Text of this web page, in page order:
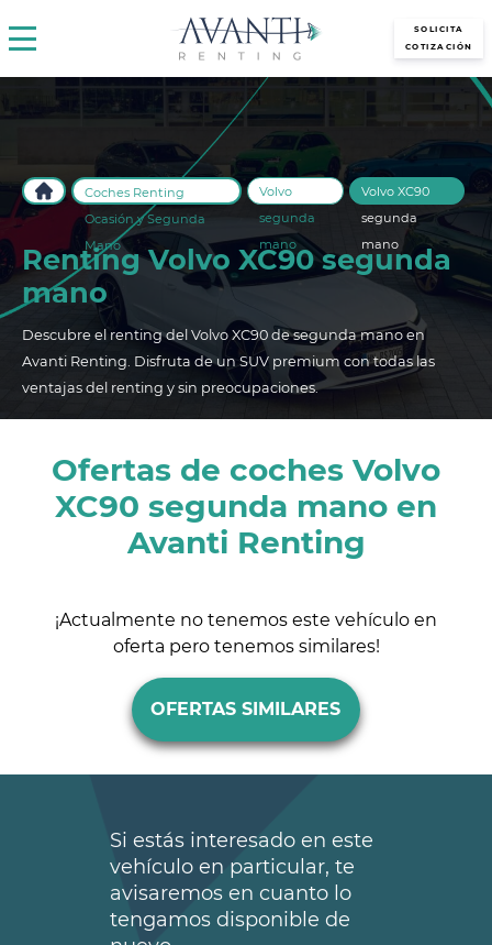
SOLICITA
COTIZACIÓN
Coches Renting
Ocasión y Segunda
Mano
Volvo
segunda
mano
Volvo XC90
segunda
mano
Renting Volvo XC90 segunda
mano
Descubre el renting del Volvo XC90 de segunda mano en
Avanti Renting. Disfruta de un SUV premium con todas las
ventajas del renting y sin preocupaciones.
Ofertas de coches Volvo
XC90 segunda mano en
Avanti Renting
¡Actualmente no tenemos este vehículo en
oferta pero tenemos similares!
OFERTAS SIMILARES
Si estás interesado en este
vehículo en particular, te
avisaremos en cuanto lo
tengamos disponible de